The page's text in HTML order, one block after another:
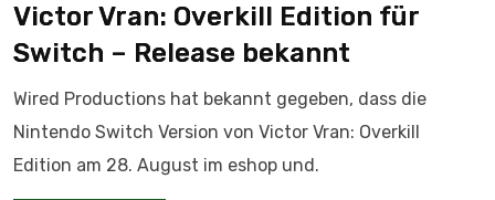
Victor Vran: Overkill Edition für
Switch – Release bekannt
Wired Productions hat bekannt gegeben, dass die
Nintendo Switch Version von Victor Vran: Overkill
Edition am 28. August im eshop und.